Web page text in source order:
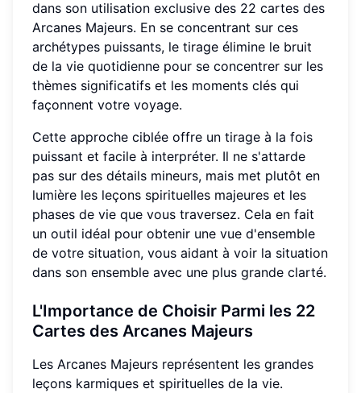
dans son utilisation exclusive des 22 cartes des
Arcanes Majeurs. En se concentrant sur ces
archétypes puissants, le tirage élimine le bruit
de la vie quotidienne pour se concentrer sur les
thèmes significatifs et les moments clés qui
façonnent votre voyage.
Cette approche ciblée offre un tirage à la fois
puissant et facile à interpréter. Il ne s'attarde
pas sur des détails mineurs, mais met plutôt en
lumière les leçons spirituelles majeures et les
phases de vie que vous traversez. Cela en fait
un outil idéal pour obtenir une vue d'ensemble
de votre situation, vous aidant à voir la situation
dans son ensemble avec une plus grande clarté.
L'Importance de Choisir Parmi les 22
Cartes des Arcanes Majeurs
Les Arcanes Majeurs représentent les grandes
leçons karmiques et spirituelles de la vie.